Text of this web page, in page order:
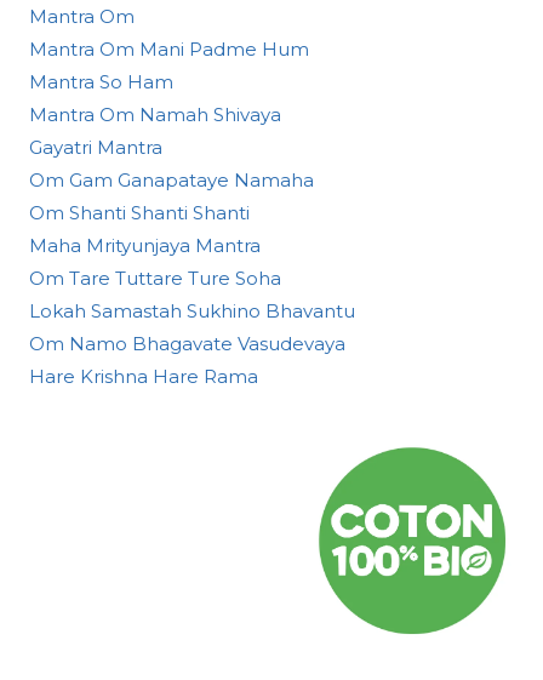
Mantra Om
Mantra Om Mani Padme Hum
Mantra So Ham
Mantra Om Namah Shivaya
Gayatri Mantra
Om Gam Ganapataye Namaha
Om Shanti Shanti Shanti
Maha Mrityunjaya Mantra
Om Tare Tuttare Ture Soha
Lokah Samastah Sukhino Bhavantu
Om Namo Bhagavate Vasudevaya
Hare Krishna Hare Rama